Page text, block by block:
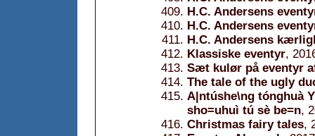
H.C. Andersens
H.C. Andersens
H.C. Andersens
Klassiske eventyr,
Sæt kulør på eventyr
The tale of the ugly
A|ntúshe\ng tónghuà
sho=uhuì tú sè be=n,
Christmas fairy tales,